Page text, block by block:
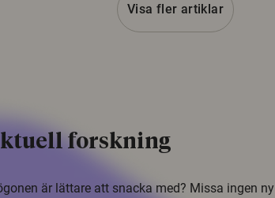
Visa fler artiklar
forskning
är lättare att snacka med? Missa ingen ny